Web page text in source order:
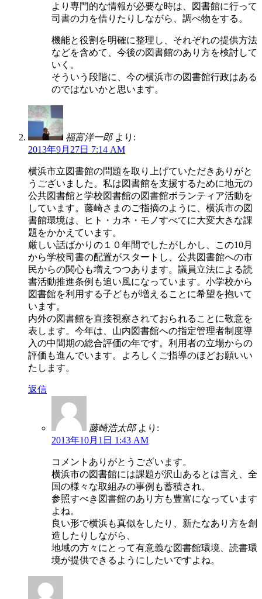
より専門的な情報が必要な時は、図書館に行って
司書の力を借りたりしながら、調べ物をする。
機能と役割を明確に整理し、それぞれの提供方法
などを含めて、今後の図書館のあり方を検討して
いく。
そういう段階に、今の横浜市の図書館行政はある
のではないかと思います。
福富洋一郎 より:
2013年9月27日 7:14 AM
横浜市立図書館の問題を取り上げていただきありがと
うございました。私は図書館を支援するために地元の
公共図書館と学校図書館の図書館ボランティア活動を
しています。藤崎さまのご指摘のように、横浜市の図
書館環境は、ヒト・カネ・モノすべてに大変大きな課
題をかかえています。
厳しい話ばかりの１０年間でしたがしかし、この10月
から学校司書の配置がスタートし、公共図書館への市
民からの関心も増えつつあります。議員立法による読
書活動推進条例も追い風になっています。小学校から
図書館を利用する子どもが増えることに希望を抱いて
います。
内外の図書館を直接視察されておられることに敬意を
表します。今年は、山内図書館への指定管理者制度導
入の中間期の総合評価の年です。利用者の立場からの
評価も進んでいます。よろしくご指導のほどお願いい
たします。
返信
藤崎浩太郎 より:
2013年10月1日 1:43 AM
コメントありがとうございます。
横浜市の図書館には課題が沢山あるとは言え、全
国の様々な取組みの事例も蓄積され、
参照すべき図書館のあり方も豊富になっています
よね。
良い形で横浜も真似をしたり、新たなあり方を創
造したりしながら、
地域の方々にとって有意義な図書館環境、読書環
境が提供できるようにしたいですよね。